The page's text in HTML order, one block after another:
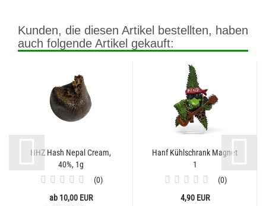
Kunden, die diesen Artikel bestellten, haben
auch folgende Artikel gekauft:
HHZ Hash Nepal Cream,
40%, 1g
0
ab 10,00 EUR
Hanf Kühlschrank Magnet
1
0
4,90 EUR